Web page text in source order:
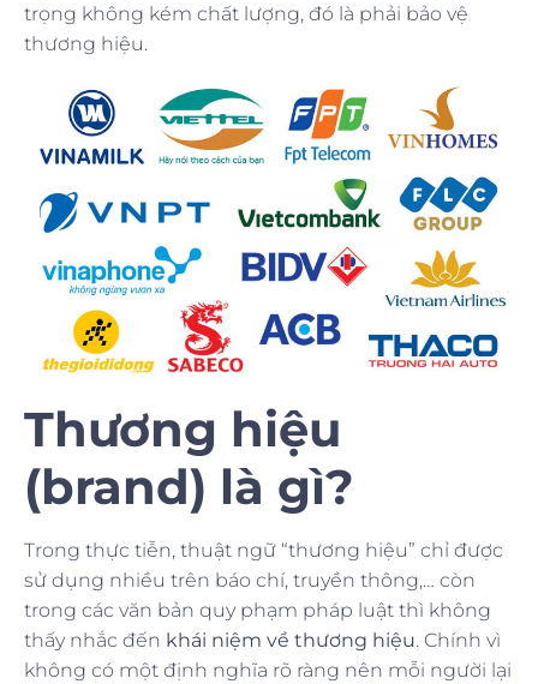
trọng không kém chất lượng, đó là phải bảo vệ
thương hiệu.
Thương hiệu
(brand) là gì?
Trong thực tiễn, thuật ngữ “thương hiệu” chỉ được
sử dụng nhiều trên báo chí, truyền thông,… còn
trong các văn bản quy phạm pháp luật thì không
thấy nhắc đến khái niệm về thương hiệu. Chính vì
không có một định nghĩa rõ ràng nên mỗi người lại